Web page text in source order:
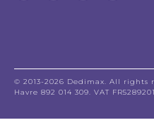
© 2013-2026 Dedimax. All rights
Havre 892 014 309. VAT